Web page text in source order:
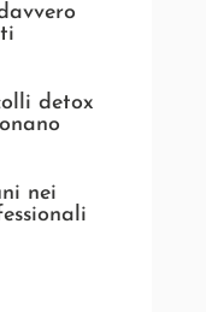
detox
nei